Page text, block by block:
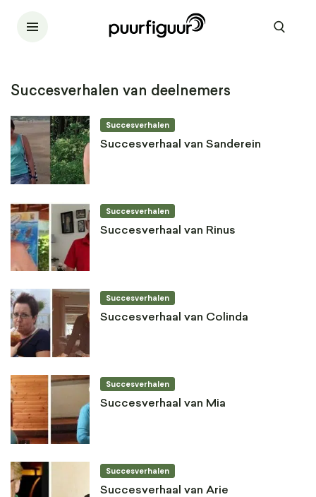
Succesverhalen van deelnemers
Succesverhalen
Succesverhaal van Sanderein
Succesverhalen
Succesverhaal van Rinus
Succesverhalen
Succesverhaal van Colinda
Succesverhalen
Succesverhaal van Mia
Succesverhalen
Succesverhaal van Arie